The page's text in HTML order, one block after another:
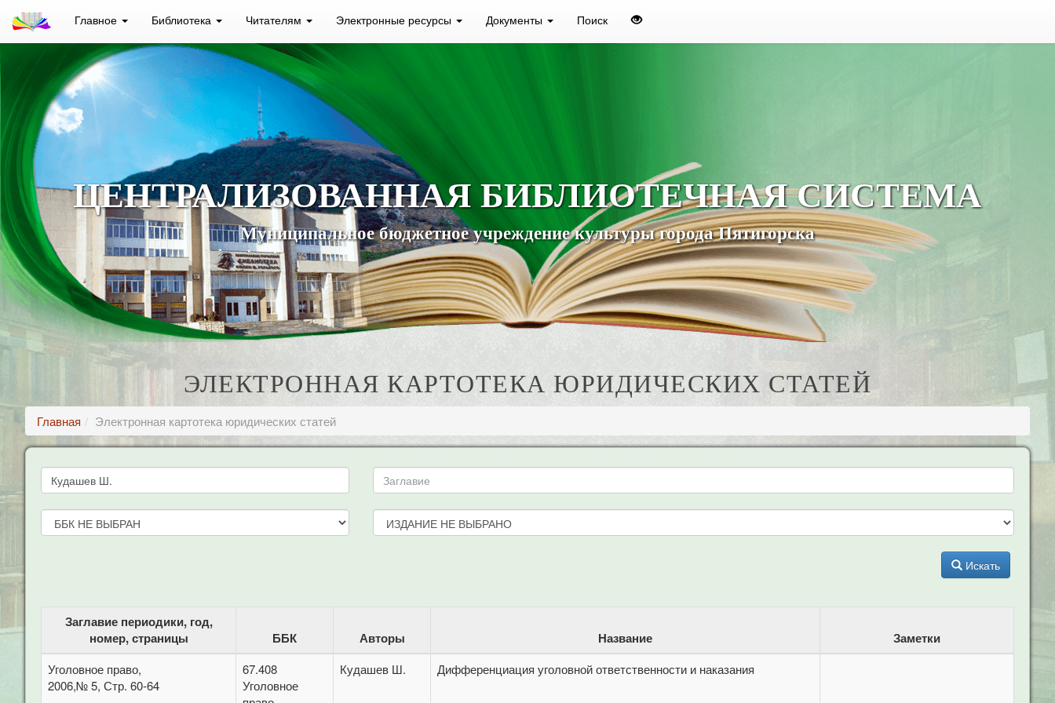
Главное Библиотека Читателям Электронные ресурсы Документы Поиск
ЦЕНТРАЛИЗОВАННАЯ БИБЛИОТЕЧНАЯ СИСТЕМА
Муниципальное бюджетное учреждение культуры города Пятигорска
ЭЛЕКТРОННАЯ КАРТОТЕКА ЮРИДИЧЕСКИХ СТАТЕЙ
Главная Электронная картотека юридических статей
Искать
Заглавие периодики, год,
номер, страницы
ББК Авторы Название Заметки
Уголовное право,
2006,№ 5, Стр. 60-64
67.408
Уголовное
Кудашев Ш. Дифференциация уголовной ответственности и наказания